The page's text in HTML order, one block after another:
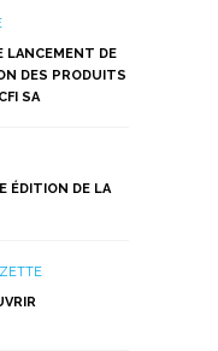
LANCEMENT DE
DES PRODUITS
SA
ÉDITION DE LA